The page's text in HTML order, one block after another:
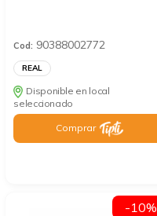
Cod: 90388002772
REAL
Disponible en local
seleccionado
Comprar
-10%